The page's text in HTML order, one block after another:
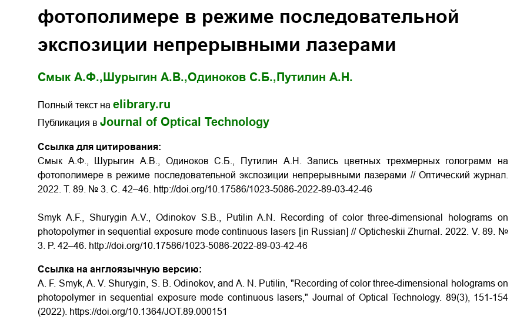
фотополимере в режиме последовательной
экспозиции непрерывными лазерами
Смык А.Ф., Шурыгин А.В.,Одиноков С.Б., Путилин А.Н.
Полный текст на elibrary.ru
Публикация в Journal of Optical Technology
Ссылка для цитирования:
Смык А.Ф., Шурыгин А.В., Одиноков С.Б., Путилин А.Н. Запись цветных трехмерных голограмм на
фотополимере в режиме последовательной экспозиции непрерывными лазерами // Оптический журнал.
2022. Т. 89. № 3. С. 42–46. http://doi.org/10.17586/1023-5086-2022-89-03-42-46
Smyk A.F., Shurygin A.V., Odinokov S.B., Putilin A.N. Recording of color three-dimensional holograms on
photopolymer in sequential exposure mode continuous lasers [in Russian] // Opticheskii Zhurnal. 2022. V. 89. №
3. P. 42–46. http://doi.org/10.17586/1023-5086-2022-89-03-42-46
Ссылка на англоязычную версию:
A. F. Smyk, A. V. Shurygin, S. B. Odinokov, and A. N. Putilin, "Recording of color three-dimensional holograms on
photopolymer in sequential exposure mode continuous lasers," Journal of Optical Technology. 89(3), 151-154
(2022). https://doi.org/10.1364/JOT.89.000151